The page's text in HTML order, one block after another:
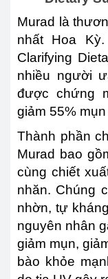
Murad là
nhất Hoa
Clarifying
nhiều người
được chứng
giảm 55%
Thành phần
Murad bao
cùng chiết
nhăn. Chúng
nhờn, tự
nguyên nhân
giảm mụn,
bào khỏe